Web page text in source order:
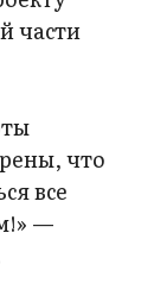
части
что
все
—